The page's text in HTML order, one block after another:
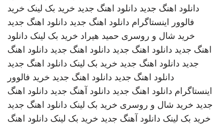
دانلود اهنگ جدید دانلود اهنگ جدید خرید بک لینک خرید
فالوور اینستاگرام دانلود اهنگ جدید دانلود اهنگ جدید
خرید شال و روسری حمید هیراد خرید بک لینک دانلود
اهنگ جدید دانلود اهنگ جدید دانلود اهنگ جدید دانلود اهنگ
جدید دانلود اهنگ جدید خرید بک لینک دانلود اهنگ جدید
دانلود اهنگ جدید دانلود اهنگ جدید خرید فالوور
اینستاگرام دانلود اهنگ جدید دانلود آهنگ جدید دانلود اهنگ
جدید خرید شال و روسری خرید بک لینک دانلود اهنگ جدید
خرید بک لینک دانلود آهنگ جدید خرید بک لینک دانلود اهنگ